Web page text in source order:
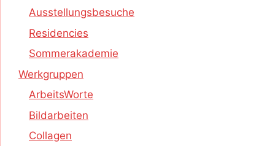
Ausstellungsbesuche
Residencies
Sommerakademie
Werkgruppen
ArbeitsWorte
Bildarbeiten
Collagen